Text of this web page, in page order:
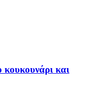
κουκουνάρι και